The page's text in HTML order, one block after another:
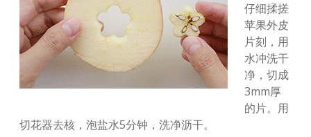
仔细揉搓
苹果外皮
片刻，用
水冲洗干
净，切成
3mm厚
的片。用
切花器去核，泡盐水5分钟，洗净沥干。